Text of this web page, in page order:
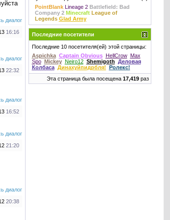
диалог
16:16
диалог
22:32
диалог
16:52
диалог
21:20
диалог
20:38
PointBlank Lineage 2 Battlefield: Bad
Company 2 Minecraft League of
Legends Glad Army
Последние посетители
Последние 10 посетителя(ей) этой страницы:
Aspichka Captain Obvious HellCrow Max
Spo Mickey Neiro12 Shemigoth Деловая
Колбаса Динахуйпидрбля! Ролекс!
Эта страница была посещена 17,419раз